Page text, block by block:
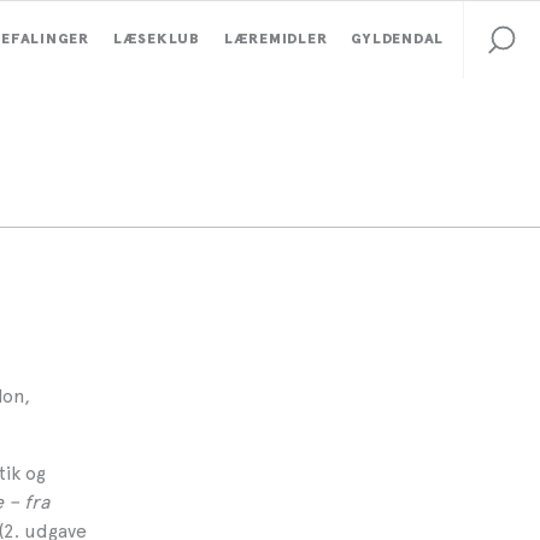
LÆSEKLUB LÆREMIDLER GYLDENDAL
og
– fra
(2. udgave